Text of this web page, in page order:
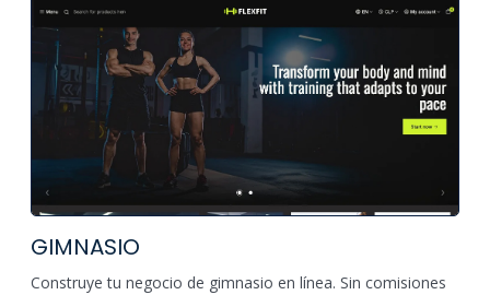
GIMNASIO
Construye tu negocio de gimnasio en línea. Sin comisiones